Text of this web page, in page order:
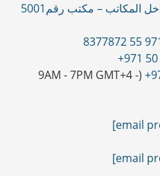
بناية فندق ايبيس – مدخل المكاتب – مكتب رقم5001
(9AM - 7PM GMT+4 -